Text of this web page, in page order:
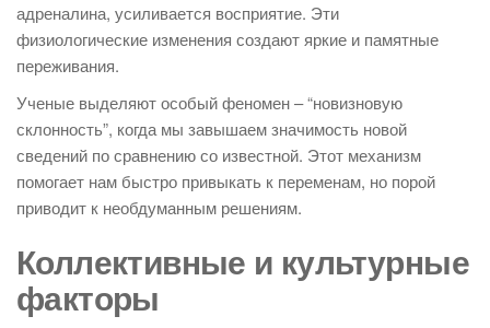
адреналина, усиливается восприятие. Эти
физиологические изменения создают яркие и памятные
переживания.
Ученые выделяют особый феномен – “новизновую
склонность”, когда мы завышаем значимость новой
сведений по сравнению со известной. Этот механизм
помогает нам быстро привыкать к переменам, но порой
приводит к необдуманным решениям.
Коллективные и культурные
факторы